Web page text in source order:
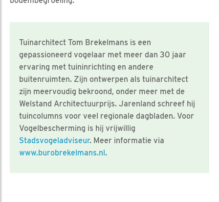
Tuinarchitect Tom Brekelmans is een
gepassioneerd vogelaar met meer dan 30 jaar
ervaring met tuininrichting en andere
buitenruimten. Zijn ontwerpen als tuinarchitect
zijn meervoudig bekroond, onder meer met de
Welstand Architectuurprijs. Jarenland schreef hij
tuincolumns voor veel regionale dagbladen. Voor
Vogelbescherming is hij vrijwillig
Stadsvogeladviseur. Meer informatie via
www.burobrekelmans.nl.